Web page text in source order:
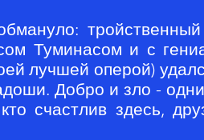
Туминасом и с
лучшей оперой)
Добро и зло -
счастлив здесь,